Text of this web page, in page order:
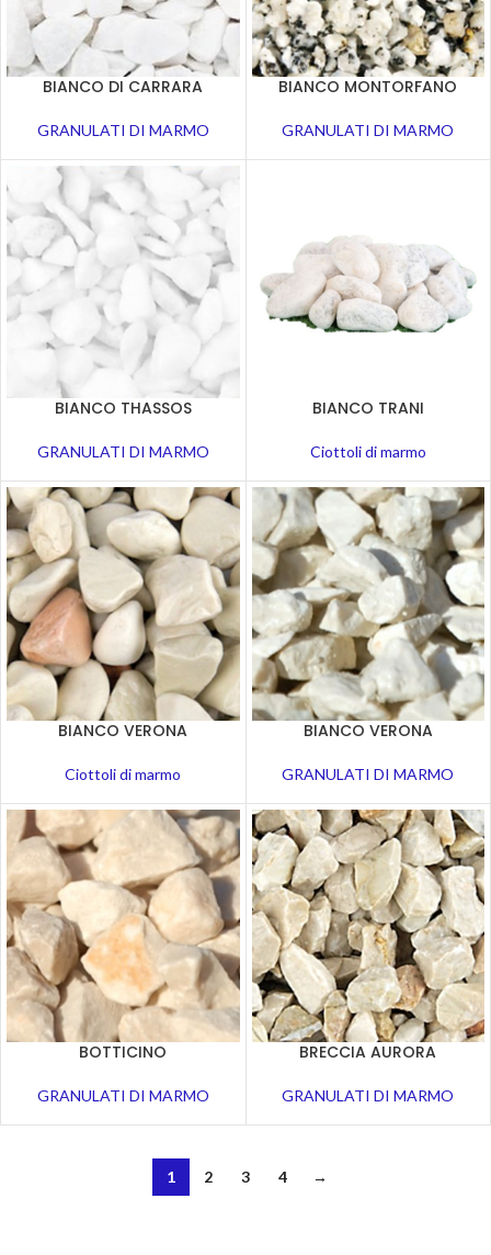
BIANCO DI CARRARA
GRANULATI DI MARMO
BIANCO MONTORFANO
GRANULATI DI MARMO
BIANCO THASSOS
GRANULATI DI MARMO
BIANCO TRANI
Ciottoli di marmo
BIANCO VERONA
Ciottoli di marmo
BIANCO VERONA
GRANULATI DI MARMO
BOTTICINO
GRANULATI DI MARMO
BRECCIA AURORA
GRANULATI DI MARMO
1 2 3 4 →